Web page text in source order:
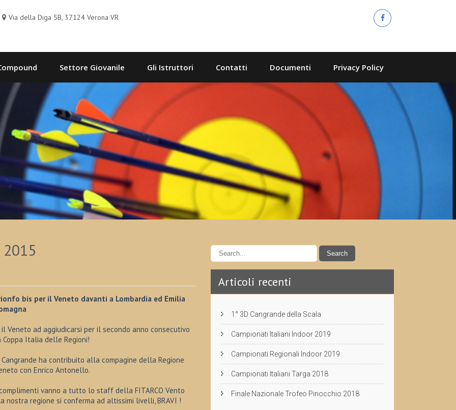
Via della Diga 5B, 37124 Verona VR
Settore Giovanile Gli Istruttori Contatti Documenti Privacy Policy
bis per il Veneto davanti a Lombardia ed Emilia
il Veneto ad aggiudicarsi per il secondo anno consecutivo
Coppa Italia delle Regioni!
ha contribuito alla compagine della Regione
con Enrico Antonello.
vanno a tutto lo staff della FITARCO Vento
regione si conferma ad altissimi livelli, BRAVI !
Articoli recenti
1° 3D Cangrande della Scala
Campionati Italiani Indoor 2019
Campionati Regionali Indoor 2019
Campionati Italiani Targa 2018
Finale Nazionale Trofeo Pinocchio 2018